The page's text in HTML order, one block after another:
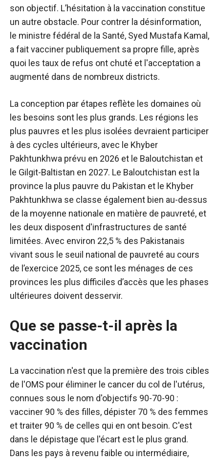
son objectif. L’hésitation à la vaccination constitue
un autre obstacle. Pour contrer la désinformation,
le ministre fédéral de la Santé, Syed Mustafa Kamal,
a fait vacciner publiquement sa propre fille, après
quoi les taux de refus ont chuté et l'acceptation a
augmenté dans de nombreux districts.
La conception par étapes reflète les domaines où
les besoins sont les plus grands. Les régions les
plus pauvres et les plus isolées devraient participer
à des cycles ultérieurs, avec le Khyber
Pakhtunkhwa prévu en 2026 et le Baloutchistan et
le Gilgit-Baltistan en 2027. Le Baloutchistan est la
province la plus pauvre du Pakistan et le Khyber
Pakhtunkhwa se classe également bien au-dessus
de la moyenne nationale en matière de pauvreté, et
les deux disposent d'infrastructures de santé
limitées. Avec environ 22,5 % des Pakistanais
vivant sous le seuil national de pauvreté au cours
de l’exercice 2025, ce sont les ménages de ces
provinces les plus difficiles d’accès que les phases
ultérieures doivent desservir.
Que se passe-t-il après la
vaccination
La vaccination n'est que la première des trois cibles
de l'OMS pour éliminer le cancer du col de l'utérus,
connues sous le nom d'objectifs 90-70-90 :
vacciner 90 % des filles, dépister 70 % des femmes
et traiter 90 % de celles qui en ont besoin. C'est
dans le dépistage que l'écart est le plus grand.
Dans les pays à revenu faible ou intermédiaire,